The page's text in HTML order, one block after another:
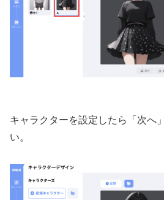
キャラクターを設定したら「次へ
い。